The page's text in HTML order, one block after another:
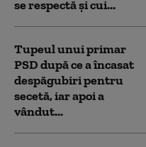
se respectă și cui...
Tupeul unui primar
PSD după ce a încasat
despăgubiri pentru
secetă, iar apoi a
vândut...